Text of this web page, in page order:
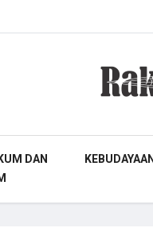
DAN